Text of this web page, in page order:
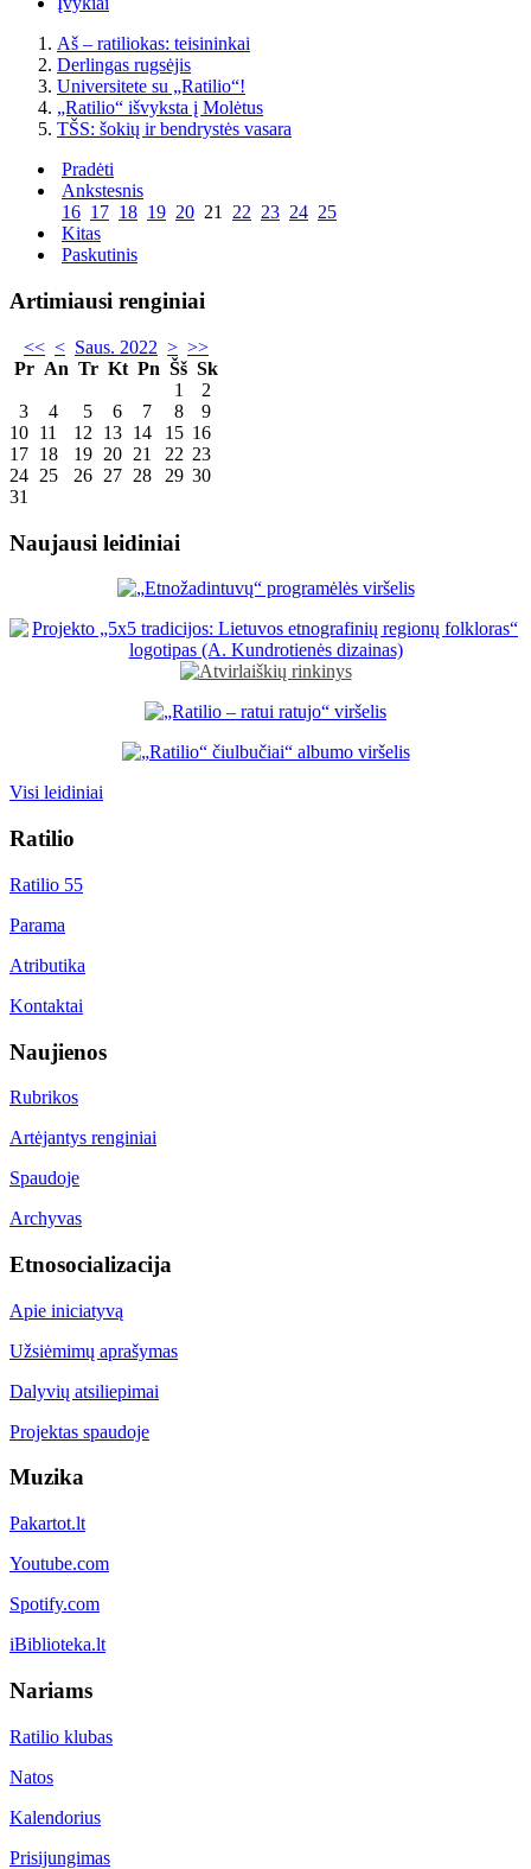
Aš – ratiliokas: teisininkai
Derlingas rugsėjis
Universitete su „Ratilio“!
„Ratilio“ išvyksta į Molėtus
TŠS: šokių ir bendrystės vasara
Pradėti
Ankstesnis
16 17 18 19 20 21 22 23 24 25
Kitas
Paskutinis
Artimiausi renginiai
<< < Saus. 2022 > >>
Pr An Tr Kt Pn Šš Sk
1
2
3
4 5 6 7 8
9
10 11 12 13 14 15 16
17 18 19 20 21 22 23
24 25 26 27 28 29 30
31
Naujausi leidiniai
Visi leidiniai
Ratilio
Ratilio 55
Parama
Atributika
Kontaktai
Naujienos
Rubrikos
Artėjantys renginiai
Spaudoje
Archyvas
Etnosocializacija
Apie iniciatyvą
Užsiėmimų aprašymas
Dalyvių atsiliepimai
Projektas spaudoje
Muzika
Pakartot.lt
Youtube.com
Spotify.com
iBiblioteka.lt
Nariams
Ratilio klubas
Natos
Kalendorius
Prisijungimas